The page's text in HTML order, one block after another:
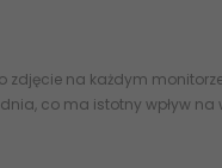
na każdym
co ma istotny wpływ